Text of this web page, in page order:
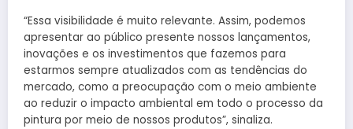
“Essa visibilidade é muito relevante. Assim, podemos
apresentar ao público presente nossos lançamentos,
inovações e os investimentos que fazemos para
estarmos sempre atualizados com as tendências do
mercado, como a preocupação com o meio ambiente
ao reduzir o impacto ambiental em todo o processo da
pintura por meio de nossos produtos”, sinaliza.